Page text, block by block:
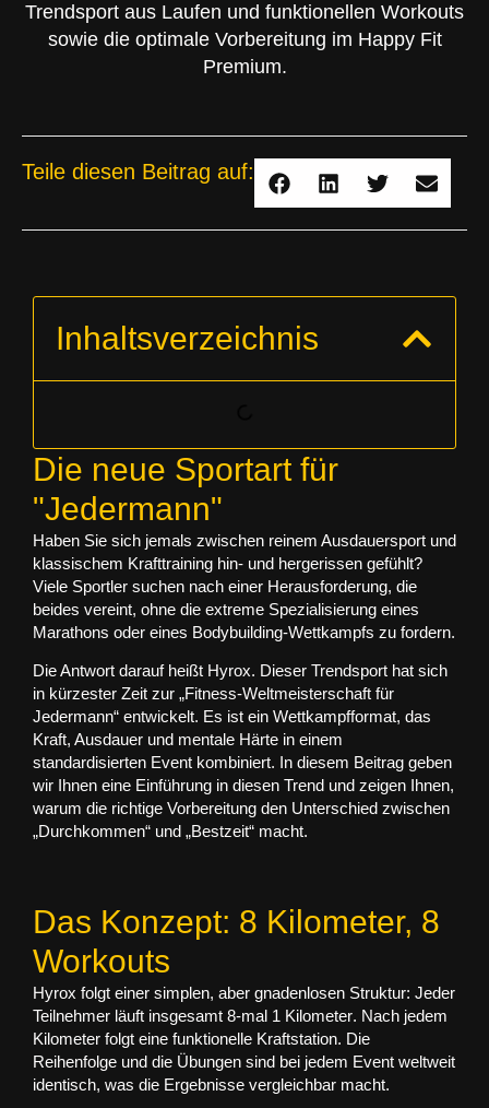
Trendsport aus Laufen und funktionellen Workouts
sowie die optimale Vorbereitung im Happy Fit
Premium.
Teile diesen Beitrag auf:
Inhaltsverzeichnis
Die neue Sportart für
"Jedermann"
Haben Sie sich jemals zwischen reinem Ausdauersport und
klassischem Krafttraining hin- und hergerissen gefühlt?
Viele Sportler suchen nach einer Herausforderung, die
beides vereint, ohne die extreme Spezialisierung eines
Marathons oder eines Bodybuilding-Wettkampfs zu fordern.
Die Antwort darauf heißt Hyrox. Dieser Trendsport hat sich
in kürzester Zeit zur „Fitness-Weltmeisterschaft für
Jedermann“ entwickelt. Es ist ein Wettkampfformat, das
Kraft, Ausdauer und mentale Härte in einem
standardisierten Event kombiniert. In diesem Beitrag geben
wir Ihnen eine Einführung in diesen Trend und zeigen Ihnen,
warum die richtige Vorbereitung den Unterschied zwischen
„Durchkommen“ und „Bestzeit“ macht.
Das Konzept: 8 Kilometer, 8
Workouts
Hyrox folgt einer simplen, aber gnadenlosen Struktur: Jeder
Teilnehmer läuft insgesamt 8-mal 1 Kilometer. Nach jedem
Kilometer folgt eine funktionelle Kraftstation. Die
Reihenfolge und die Übungen sind bei jedem Event weltweit
identisch, was die Ergebnisse vergleichbar macht.